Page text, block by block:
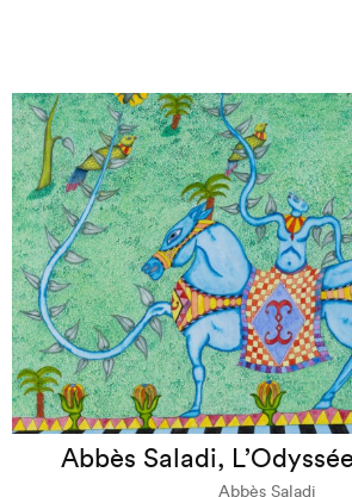
Abbès Saladi,
Abbès Saladi